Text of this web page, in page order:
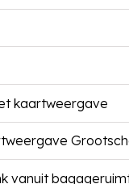
kaartweergave
vanuit